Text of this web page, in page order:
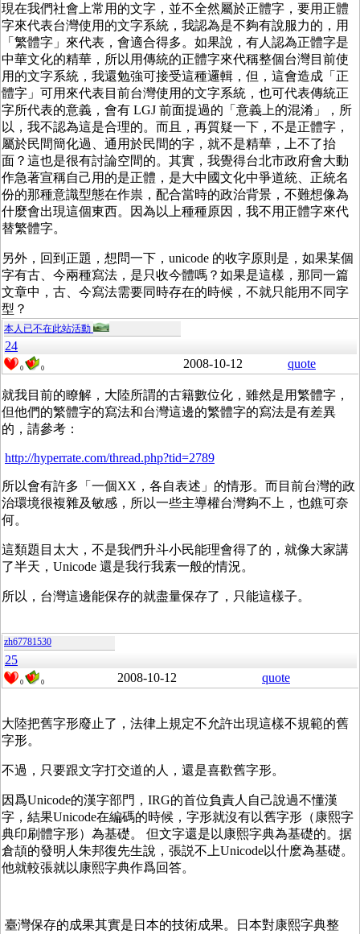
現在我們社會上常用的文字，並不全然屬於正體字，要用正體
字來代表台灣使用的文字系統，我認為是不夠有說服力的，用
「繁體字」來代表，會適合得多。如果說，有人認為正體字是
中華文化的精華，所以用傳統的正體字來代稱整個台灣目前使
用的文字系統，我還勉強可接受這種邏輯，但，這會造成「正
體字」可用來代表目前台灣使用的文字系統，也可代表傳統正
字所代表的意義，會有 LGJ 前面提過的「意義上的混淆」，所
以，我不認為這是合理的。而且，再質疑一下，不是正體字，
屬於民間簡化過、通用於民間的字，就不是精華，上不了抬
面？這也是很有討論空間的。其實，我覺得台北市政府會大動
作急著宣稱自己用的是正體，是大中國文化中爭道統、正統名
份的那種意識型態在作祟，配合當時的政治背景，不難想像為
什麼會出現這個東西。因為以上種種原因，我不用正體字來代
替繁體字。
另外，回到正題，想問一下，unicode 的收字原則是，如果某個
字有古、今兩種寫法，是只收今體嗎？如果是這樣，那同一篇
文章中，古、今寫法需要同時存在的時候，不就只能用不同字
型？
本人已不在此站活動
24
0 0 2008-10-12 quote
就我目前的瞭解，大陸所謂的古籍數位化，雖然是用繁體字，
但他們的繁體字的寫法和台灣這邊的繁體字的寫法是有差異
的，請參考：
http://hyperrate.com/thread.php?tid=2789
所以會有許多「一個XX，各自表述」的情形。而目前台灣的政
治環境很複雜及敏感，所以一些主導權台灣夠不上，也鐎可奈
何。
這類題目太大，不是我們升斗小民能理會得了的，就像大家講
了半天，Unicode 還是我行我素一般的情況。
所以，台灣這邊能保存的就盡量保存了，只能這樣子。
zh67781530
25
0 0 2008-10-12 quote
大陸把舊字形廢止了，法律上規定不允許出現這樣不規範的舊
字形。
不過，只要跟文字打交道的人，還是喜歡舊字形。
因爲Unicode的漢字部門，IRG的首位負責人自己說過不懂漢
字，結果Unicode在編碼的時候，字形就沒有以舊字形（康熙字
典印刷體字形）為基礎。 但文字還是以康熙字典為基礎的。据
倉頡的發明人朱邦復先生說，張説不上Unicode以什麽為基礎。
他就較張就以康熙字典作爲回答。
臺灣保存的成果其實是日本的技術成果。日本對康熙字典整